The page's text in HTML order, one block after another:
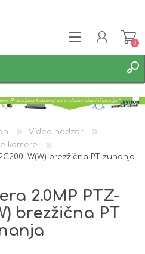
0
Video nadzor
kamere
W(W) brezžična PT zunanja
2.0MP PTZ-
brezžična PT